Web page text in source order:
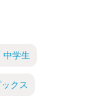
中学生
クス